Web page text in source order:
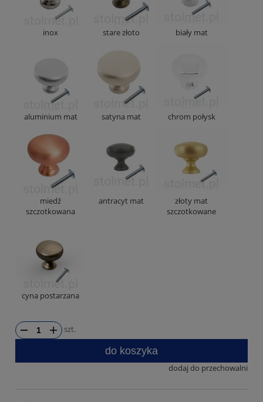
inox stare złoto biały mat
aluminium mat satyna mat chrom połysk
miedź
szczotkowana
antracyt mat
złoty mat
szczotkowane
cyna postarzana
szt.
do koszyka
dodaj do przechowalni